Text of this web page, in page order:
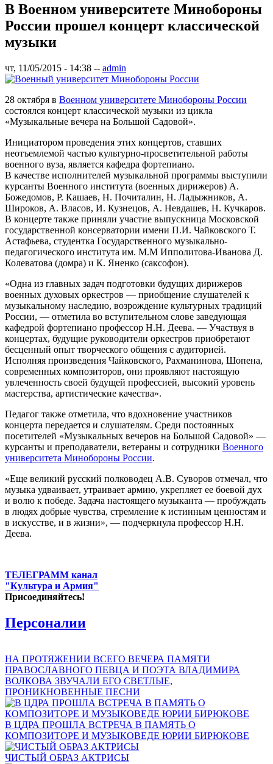
В Военном университете Минобороны
России прошел концерт классической
музыки
чт, 11/05/2015 - 14:38 -- admin
28 октября в Военном университете Минобороны России
состоялся концерт классической музыки из цикла
«Музыкальные вечера на Большой Садовой».
Инициатором проведения этих концертов, ставших
неотъемлемой частью культурно-просветительной работы
военного вуза, является кафедра фортепиано.
В качестве исполнителей музыкальной программы выступили
курсанты Военного института (военных дирижеров) А.
Божедомов, Р. Кашаев, Н. Почиталин, Н. Ладыжников, А.
Широков, А. Власов, И. Кузнецов, А. Невдашев, Н. Кучкаров.
В концерте также приняли участие выпускница Московской
государственной консерватории имени П.И. Чайковского Т.
Астафьева, студентка Государственного музыкально-
педагогического института им. М.М Ипполитова-Иванова Д.
Колеватова (домра) и К. Яненко (саксофон).
«Одна из главных задач подготовки будущих дирижеров
военных духовых оркестров — приобщение слушателей к
музыкальному наследию, возрождение культурных традиций
России, — отметила во вступительном слове заведующая
кафедрой фортепиано профессор Н.Н. Деева. — Участвуя в
концертах, будущие руководители оркестров приобретают
бесценный опыт творческого общения с аудиторией.
Исполняя произведения Чайковского, Рахманинова, Шопена,
современных композиторов, они проявляют настоящую
увлеченность своей будущей профессией, высокий уровень
мастерства, артистические качества».
Педагог также отметила, что вдохновение участников
концерта передается и слушателям. Среди постоянных
посетителей «Музыкальных вечеров на Большой Садовой» —
курсанты и преподаватели, ветераны и сотрудники Военного
университета Минобороны России.
«Еще великий русский полководец А.В. Суворов отмечал, что
музыка удваивает, утраивает армию, укрепляет ее боевой дух
и волю к победе. Задача настоящего музыканта — пробуждать
в людях добрые чувства, стремление к истинным ценностям и
в искусстве, и в жизни», — подчеркнула профессор Н.Н.
Деева.
ТЕЛЕГРАММ канал
"Культура и Армия"
Присоединяйтесь!
Персоналии
НА ПРОТЯЖЕНИИ ВСЕГО ВЕЧЕРА ПАМЯТИ
ПРАВОСЛАВНОГО ПЕВЦА И ПОЭТА ВЛАДИМИРА
ВОЛКОВА ЗВУЧАЛИ ЕГО СВЕТЛЫЕ,
ПРОНИКНОВЕННЫЕ ПЕСНИ
В ЦДРА ПРОШЛА ВСТРЕЧА В ПАМЯТЬ О
КОМПОЗИТОРЕ И МУЗЫКОВЕДЕ ЮРИИ БИРЮКОВЕ
ЧИСТЫЙ ОБРАЗ АКТРИСЫ